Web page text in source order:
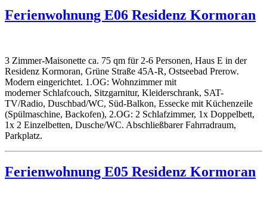
Ferienwohnung E06 Residenz Kormoran
3 Zimmer-Maisonette ca. 75 qm für 2-6 Personen, Haus E in der
Residenz Kormoran, Grüne Straße 45A-R, Ostseebad Prerow.
Modern eingerichtet. 1.OG: Wohnzimmer mit
moderner Schlafcouch, Sitzgarnitur, Kleiderschrank, SAT-
TV/Radio, Duschbad/WC, Süd-Balkon, Essecke mit Küchenzeile
(Spülmaschine, Backofen), 2.OG: 2 Schlafzimmer, 1x Doppelbett,
1x 2 Einzelbetten, Dusche/WC. Abschließbarer Fahrradraum,
Parkplatz.
Ferienwohnung E05 Residenz Kormoran